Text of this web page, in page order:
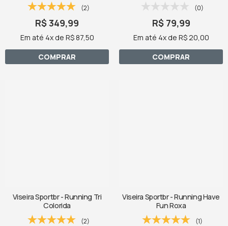
(2)
R$ 349,99
Em até 4x de R$ 87,50
COMPRAR
(0)
R$ 79,99
Em até 4x de R$ 20,00
COMPRAR
Viseira Sportbr - Running Tri
Colorida
(2)
Viseira Sportbr - Running Have
Fun Roxa
(1)